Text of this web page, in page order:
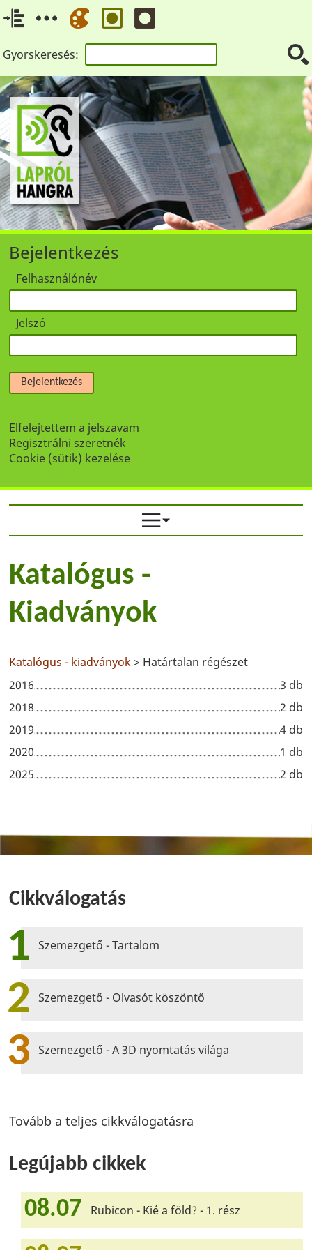
Gyorskeresés:
Bejelentkezés
Felhasználónév
Jelszó
Bejelentkezés
Elfelejtettem a jelszavam
Regisztrálni szeretnék
Cookie (sütik) kezelése
Katalógus -
Kiadványok
Katalógus - kiadványok> Határtalan régészet
2016
3 db
2018
2 db
2019
4 db
2020
1 db
2025
2 db
Cikkválogatás
1 Szemezgető - Tartalom
2 Szemezgető - Olvasót köszöntő
3 Szemezgető - A 3D nyomtatás világa
Tovább a teljes cikkválogatásra
Legújabb cikkek
08.07 Rubicon - Kié a föld? - 1. rész